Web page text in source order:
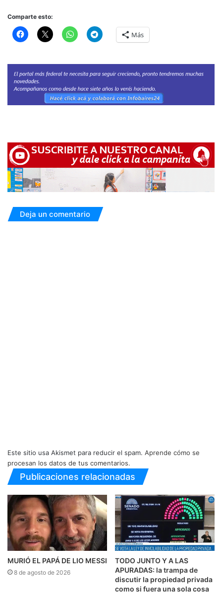
Comparte esto:
Más
Deja un comentario
Este sitio usa Akismet para reducir el spam. Aprende cómo se
procesan los datos de tus comentarios.
Publicaciones relacionadas
MURIÓ EL PAPÁ DE LIO MESSI
8 de agosto de 2026
TODO JUNTO Y A LAS
APURADAS: la trampa de
discutir la propiedad privada
como si fuera una sola cosa